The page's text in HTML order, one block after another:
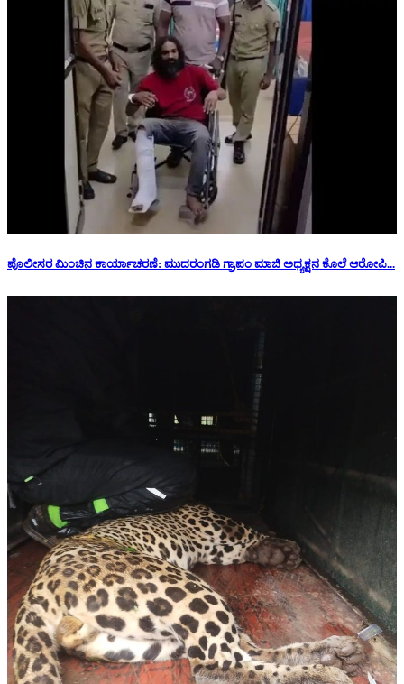
ಪೊಲೀಸರ ಮಿಂಚಿನ ಕಾರ್ಯಾಚರಣೆ: ಮುದರಂಗಡಿ ಗ್ರಾಪಂ ಮಾಜಿ ಅಧ್ಯಕ್ಷನ‌ ಕೊಲೆ ಆರೋಪಿ...